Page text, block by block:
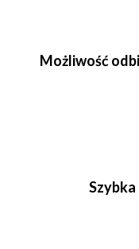
Możliwość